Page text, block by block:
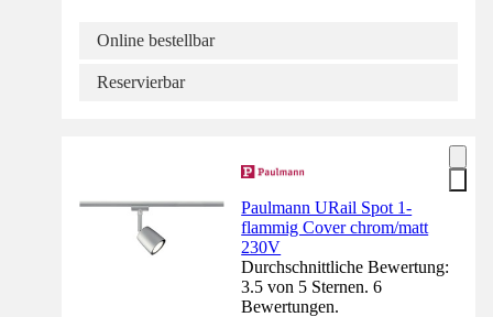
Online bestellbar
Reservierbar
Paulmann URail Spot 1-
flammig Cover chrom/matt
230V
Durchschnittliche Bewertung:
3.5 von 5 Sternen. 6
Bewertungen.